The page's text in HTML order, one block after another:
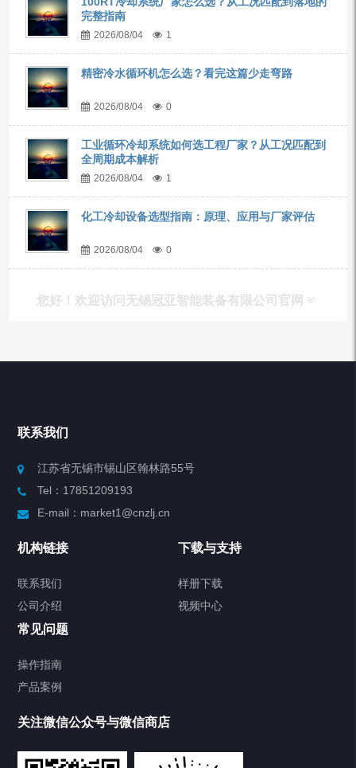
完整指南
2026/08/04 1
精密冷水循环机怎么选？看完这篇少走弯路
2026/08/04 0
工业循环冷却系统如何选工程厂家？从工况匹配到
全周期成本解析
2026/08/04 1
化工冷却设备选型指南：原理、应用与厂家评估
2026/08/04 0
您好！欢迎访问无锡冠亚智能装备有限公司官网
产品列表
制冷加热动态控温系统
Chiller直冷控温机组
Heating Circulator加热循环器
联系我们
江苏省无锡市锡山区翰林路55号
Tel：17851209193
E-mail：market1@cnzlj.cn
机构链接
联系我们
公司介绍
下载与支持
样册下载
视频中心
常见问题
操作指南
产品案例
关注微信公众号与微信商店